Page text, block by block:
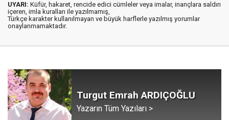
UYARI: Küfür, hakaret, rencide edici cümleler veya imalar, inançlara saldırı
içeren, imla kuralları ile yazılmamış,
Türkçe karakter kullanılmayan ve büyük harflerle yazılmış yorumlar
onaylanmamaktadır.
Turgut Emrah ARDIÇOĞLU
Yazarın Tüm Yazıları >